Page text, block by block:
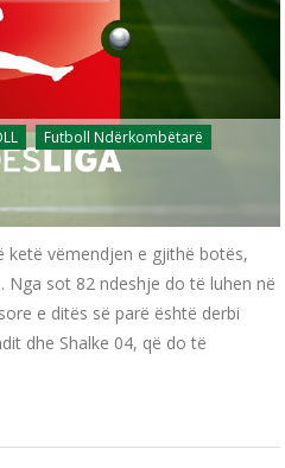
Futboll Ndërkombëtarë
ketë vëmendjen e gjithë botës,
Nga sot 82 ndeshje do të luhen në
e ditës së parë është derbi
dhe Shalke 04, që do të